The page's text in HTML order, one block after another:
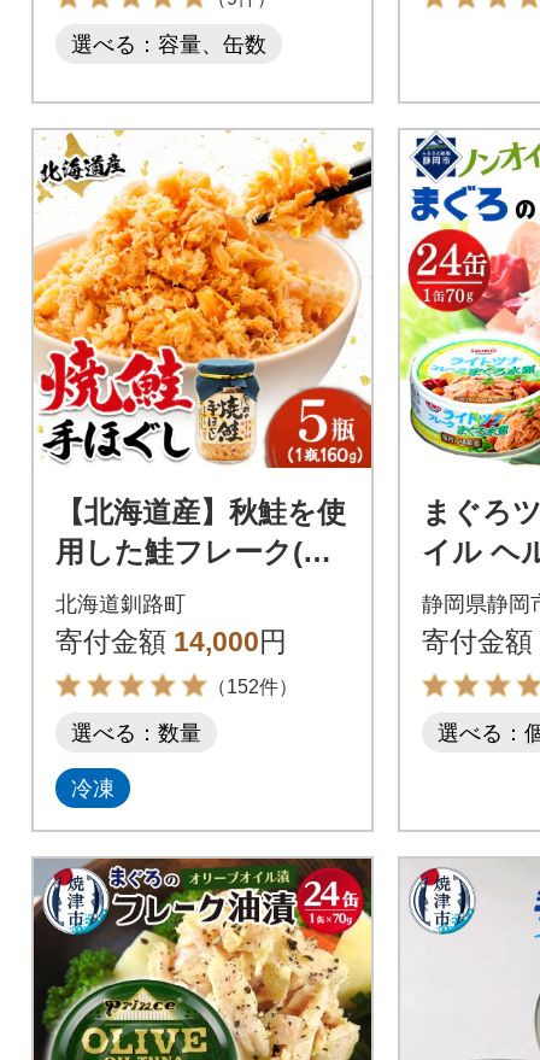
選べる：容量、缶数
【北海道産】秋鮭を使
用した鮭フレーク(焼
鮭の手ほぐし)160g×5
瓶
北海道釧路町
寄付金額 14,000円
（152件）
選べる：数量
冷凍
まぐろ
イル ヘ
フレー
24缶)_
品製造
静岡県静岡
寄付金額
選べる：